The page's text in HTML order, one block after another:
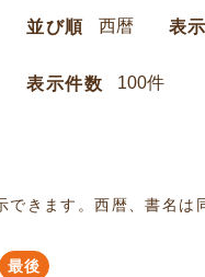
並び順 表
表示件数
できます。西暦、書名
最後